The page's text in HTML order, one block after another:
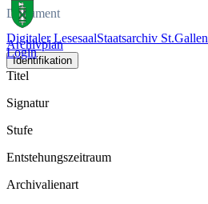
Digitaler LesesaalStaatsarchiv St.Gallen
Login
Dokument
Archivplan
Identifikation
Titel
Signatur
Stufe
Entstehungszeitraum
Archivalienart